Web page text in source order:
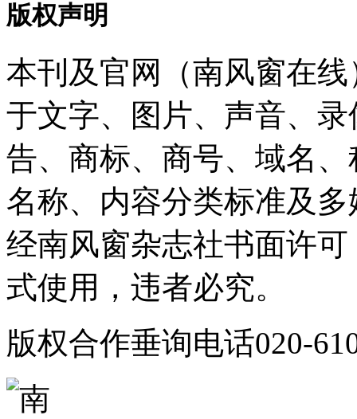
版权声明
本刊及官网（南风窗在
于文字、图片、声音、
告、商标、商号、域名
名称、内容分类标准及
经南风窗杂志社书面许
式使用，违者必究。
版权合作垂询电话020-